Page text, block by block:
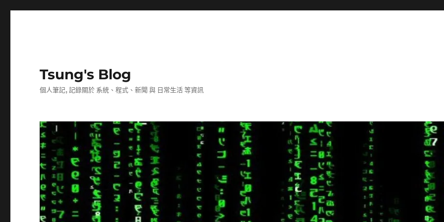
Tsung's Blog
個人筆記, 記錄關於 系統、程式、新聞 與 日常生活 等資訊